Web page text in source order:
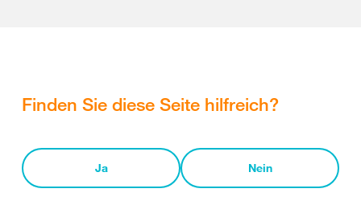
Finden Sie diese Seite hilfreich?
Ja Nein